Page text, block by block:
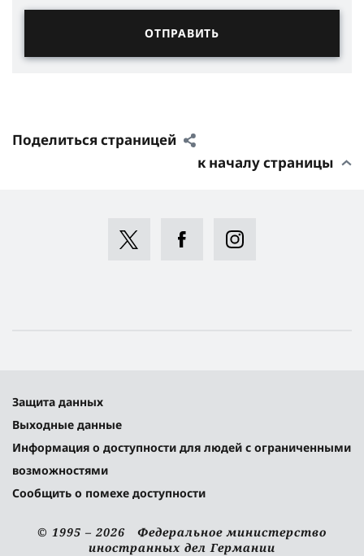
Поделиться страницей
к началу страницы
Защита данных
Выходные данные
Информация о доступности для людей с ограниченными
возможностями
Сообщить о помехе доступности
© 1995 – 2026 Федеральное министерство
иностранных дел Германии